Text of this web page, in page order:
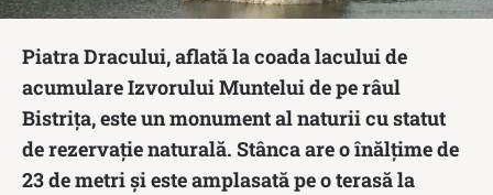
Piatra Dracului, aflată la coada lacului de
acumulare Izvorului Muntelui de pe râul
Bistriţa, este un monument al naturii cu statut
de rezervaţie naturală. Stânca are o înălţime de
23 de metri şi este amplasată pe o terasă la